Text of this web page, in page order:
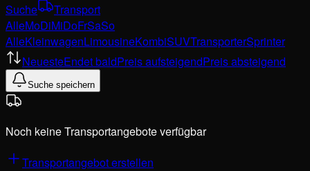
Suche
Transport
AlleMoDiMiDoFrSaSo
AlleKleinwagenLimousineKombiSUVTransporterSprinter
NeuesteEndet baldPreis aufsteigendPreis absteigend
Suche speichern
Noch keine Transportangebote verfügbar
Transportangebot erstellen